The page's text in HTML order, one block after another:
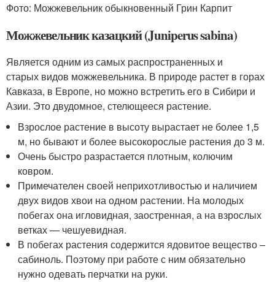
Фото: Можжевельник обыкновенный Грин Карпит
Можжевельник казацкий (Juniperus sabina)
Является одним из самых распространенных и
старых видов можжевельника. В природе растет в горах
Кавказа, в Европе, но можно встретить его в Сибири и
Азии. Это двудомное, стелющееся растение.
Взрослое растение в высоту вырастает не более 1,5
м, но бывают и более высокорослые растения до 3 м.
Очень быстро разрастается плотным, колючим
ковром.
Примечателен своей неприхотливостью и наличием
двух видов хвои на одном растении. На молодых
побегах она игловидная, заостренная, а на взрослых
ветках — чешуевидная.
В побегах растения содержится ядовитое вещество –
сабиноль. Поэтому при работе с ним обязательно
нужно одевать перчатки на руки.